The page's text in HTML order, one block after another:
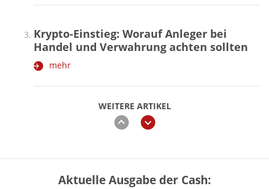
WEITERE ARTIKEL
zurückweiter
Krypto-Einstieg: Worauf Anleger bei
Handel und Verwahrung achten sollten
mehr
Vermieter-Zutritt: Wann Mieter
Aktuelle Ausgabe der Cash: